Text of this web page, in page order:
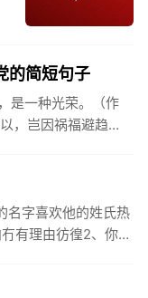
的简短句子
是一种光荣。（作
，岂因祸福避趋
名字喜欢他的姓氏热
有理由彷徨2、你的